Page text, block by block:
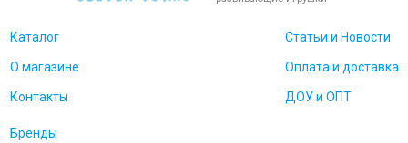
Каталог
О магазине
Контакты
Статьи и Новости
Оплата и доставка
ДОУ и ОПТ
Бренды